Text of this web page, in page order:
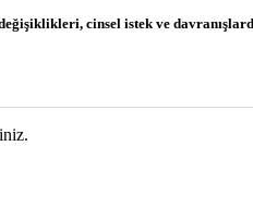
değişiklikleri, cinsel istek ve